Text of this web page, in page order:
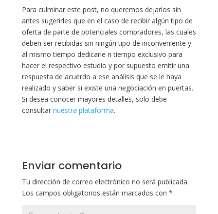
Para culminar este post, no queremos dejarlos sin
antes sugerirles que en el caso de recibir algún tipo de
oferta de parte de potenciales compradores, las cuales
deben ser recibidas sin ningún tipo de inconveniente y
al mismo tiempo dedicarle n tiempo exclusivo para
hacer el respectivo estudio y por supuesto emitir una
respuesta de acuerdo a ese análisis que se le haya
realizado y saber si existe una negociación en puertas.
Si desea conocer mayores detalles, solo debe
consultar nuestra plataforma.
Enviar comentario
Tu dirección de correo electrónico no será publicada.
Los campos obligatorios están marcados con *